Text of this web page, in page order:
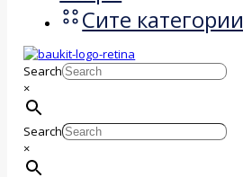
Сите категории
Search
×
Search
×